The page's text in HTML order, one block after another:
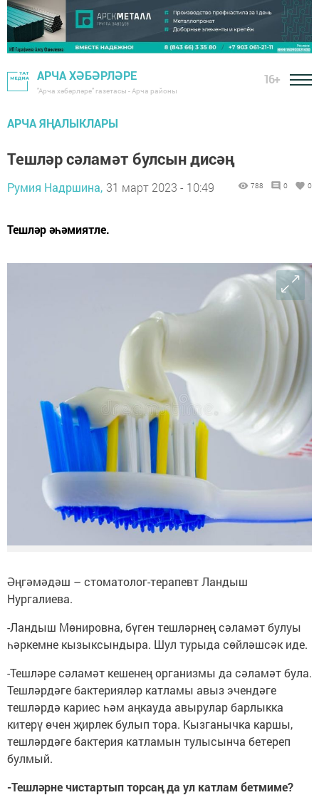
АРЧА ХӘБӘРЛӘРЕ
"Арча хәбәрләре" газетасы - Арча районы
16+
АРЧА ЯҢАЛЫКЛАРЫ
Тешләр сәламәт булсын дисәң
Румия Надршина, 31 март 2023 - 10:49 788 0 0
Тешләр әһәмиятле.
Әңгәмәдәш – стоматолог-терапевт Ландыш
Нургалиева.
-Ландыш Мөнировна, бүген тешләрнең сәламәт булуы
һәркемне кызыксындыра. Шул турыда сөйләшсәк иде.
-Тешләре сәламәт кешенең организмы да сәламәт була.
Тешләрдәге бактерияләр катламы авыз эчендәге
тешләрдә кариес һәм аңкауда авырулар барлыкка
китерү өчен җирлек булып тора. Кызганычка каршы,
тешләрдәге бактерия катламын тулысынча бетереп
булмый.
-Тешләрне чистартып торсаң да ул катлам бетмиме?